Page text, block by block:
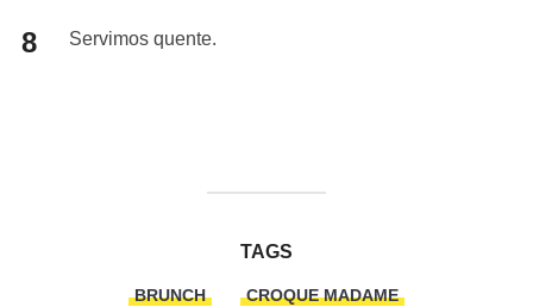
Servimos quente.
TAGS
BRUNCH
CROQUE MADAME